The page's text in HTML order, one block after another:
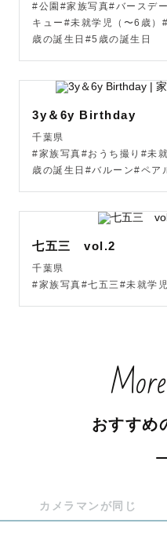
⚠️諸注意⚠️
リピーター様は３回目以降
り10.000円引きとさせて
であらかじめご了承くださ
※みてねアプリよりお申し
ます。
※2024年7月25日に告知・
交通費をいただければ全国
場所によっては交通費がか
#公園#家族写真#バースデ
キュー#未就学児（〜6歳）
歳の誕生日#5歳の誕生日
3y＆6y Birthday
千葉県
#家族写真#おうち撮り#未
歳の誕生日#バルーン#ペア
七五三 vol.2
千葉県
#家族写真#七五三#未就学
おすすめ
カメラマンが同じ